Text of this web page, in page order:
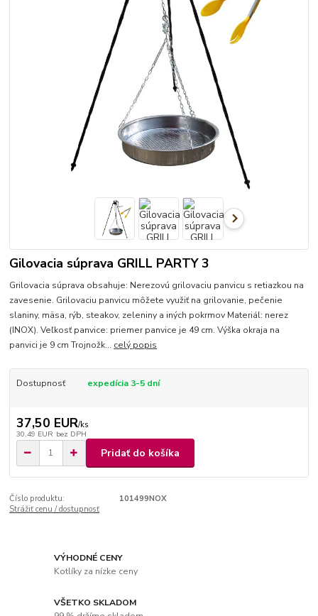
Gilovacia súprava GRILL PARTY 3
Grilovacia súprava obsahuje: Nerezovú grilovaciu panvicu s retiazkou na
zavesenie. Grilovaciu panvicu môžete využiť na grilovanie, pečenie
slaniny, mäsa, rýb, steakov, zeleniny a iných pokrmov Materiál: nerez
(INOX). Veľkosť panvice: priemer panvice je 49 cm. Výška okraja na
panvici je 9 cm Trojnožk... celý popis
Dostupnosť expedícia 3-5 dní
37,50 EUR/ks
30,49 EUR bez DPH
Pridať do košíka
Číslo produktu:
101499NOX
Strážiť cenu / dostupnosť
VÝHODNÉ CENY
Kotlíky za nízke ceny
VŠETKO SKLADOM